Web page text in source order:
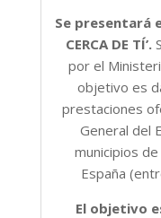
Se presentará
CERCA DE TÍ’.
por el
objetivo es
prestaciones
General del
municipios
España
El objetivo